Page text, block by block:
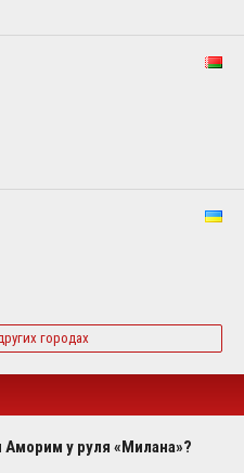
городах
у руля «Милана»?